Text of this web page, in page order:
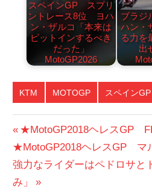
スペインGP スプリ
ントレース8位 ヨハ
ン・ザルコ「本来は
ピットインするべき
だった」
MotoGP2026
ブラ
ハン・
る力を
出
KTM MOTOGP スペインGP
投
稿
ナ
前
の
投
稿:
★MotoGP2018ヘレスGP
次
の
投
★MotoGP2018ヘレスGP マ
強力なライダーはペドロサと
み」